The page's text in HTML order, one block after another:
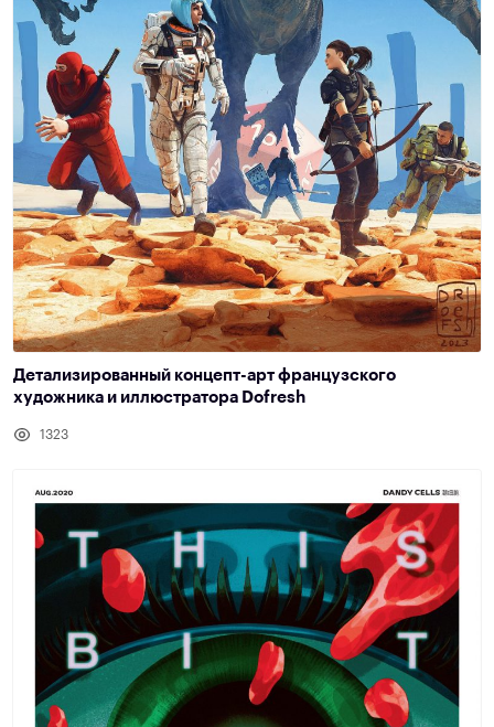
Детализированный концепт-арт французского
художника и иллюстратора Dofresh
1323